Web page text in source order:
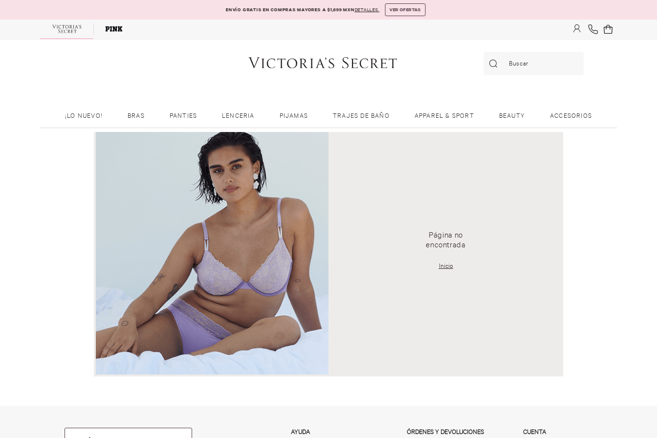
ENVÍO GRATIS EN COMPRAS MAYORES A $1,699 MXNDETALLES. VER OFERTAS
¡LO NUEVO! BRAS PANTIES LENCERIA PIJAMAS TRAJES DE BAÑO APPAREL & SPORT BEAUTY ACCESORIOS
Página no
encontrada
Inicio
AYUDA ÓRDENES Y DEVOLUCIONES CUENTA